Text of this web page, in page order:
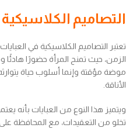
التصاميم
تعتبر التصاميم الكلاسيكية في
الزمن، حيث تمنح المرأة حضورًا
موضة مؤقتة وإنما أسلوب حياة
الأناقة.
ويتميز هذا النوع من العبايات
تخلو من التعقيدات، مع المحافظة